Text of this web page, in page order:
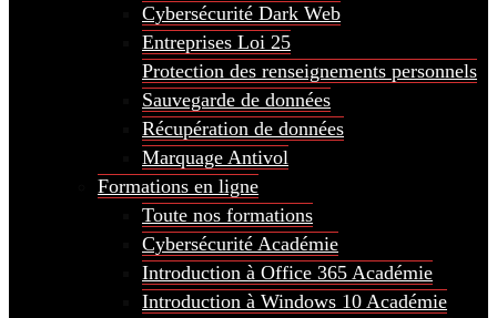
Cybersécurité Dark Web
Entreprises Loi 25
Protection des renseignements personnels
Sauvegarde de données
Récupération de données
Marquage Antivol
Formations en ligne
Toute nos formations
Cybersécurité Académie
Introduction à Office 365 Académie
Introduction à Windows 10 Académie